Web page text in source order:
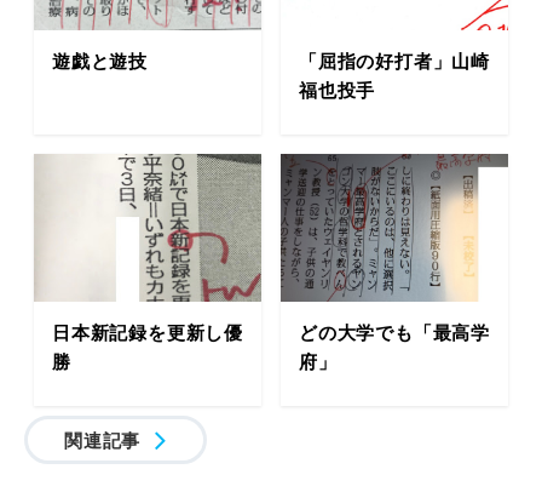
遊戯と遊技
「屈指の好打者」山崎
福也投手
日本新記録を更新し優
勝
どの大学でも「最高学
府」
関連記事